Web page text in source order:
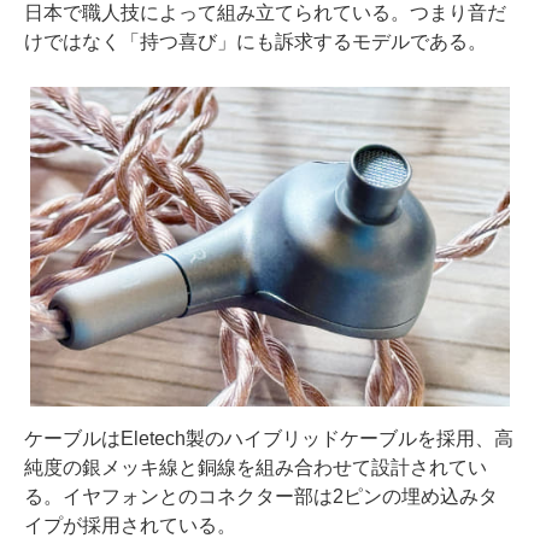
日本で職人技によって組み立てられている。つまり音だ
けではなく「持つ喜び」にも訴求するモデルである。
ケーブルはEletech製のハイブリッドケーブルを採用、高
純度の銀メッキ線と銅線を組み合わせて設計されてい
る。イヤフォンとのコネクター部は2ピンの埋め込みタ
イプが採用されている。